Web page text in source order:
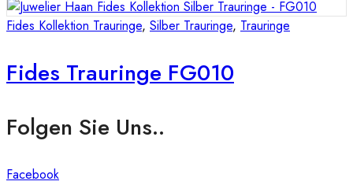
Fides Kollektion Trauringe, Silber Trauringe, Trauringe
Fides Trauringe FG010
Folgen Sie Uns..
Facebook